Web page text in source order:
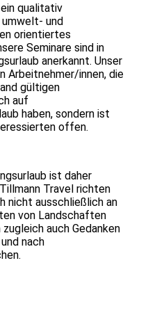
qualitativ
und
orientiertes
Seminare sind in
anerkannt. Unser
Arbeitnehmer/innen, die
gültigen
auf
haben, sondern ist
offen.
ist daher
Travel richten
nicht ausschließlich an
von Landschaften
auch Gedanken
nach